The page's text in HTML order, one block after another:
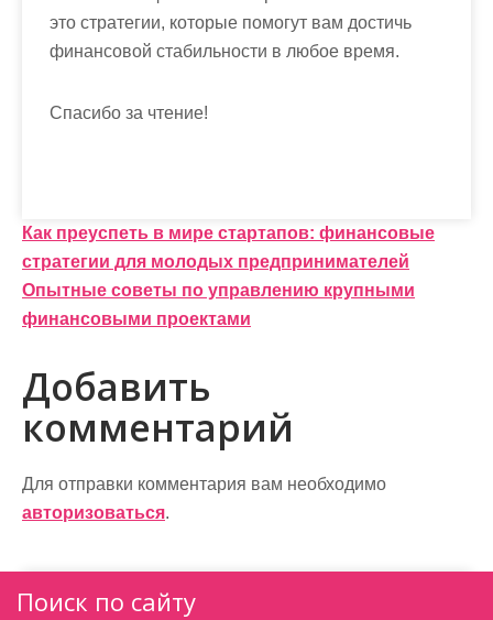
это стратегии, которые помогут вам достичь
финансовой стабильности в любое время.
Спасибо за чтение!
Н
а
в
и
г
а
ц
и
я
п
Как преуспеть в мире стартапов: финансовые
стратегии для молодых предпринимателей
Опытные советы по управлению крупными
финансовыми проектами
Добавить
комментарий
Для отправки комментария вам необходимо
авторизоваться.
Поиск по сайту